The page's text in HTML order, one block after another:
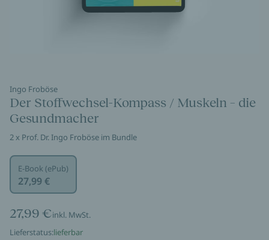
Ingo Froböse
Der Stoffwechsel-Kompass / Muskeln – die
Gesundmacher
2 x Prof. Dr. Ingo Froböse im Bundle
E-Book (ePub)
27,99 €
27,99 €inkl. MwSt.
Lieferstatus:lieferbar